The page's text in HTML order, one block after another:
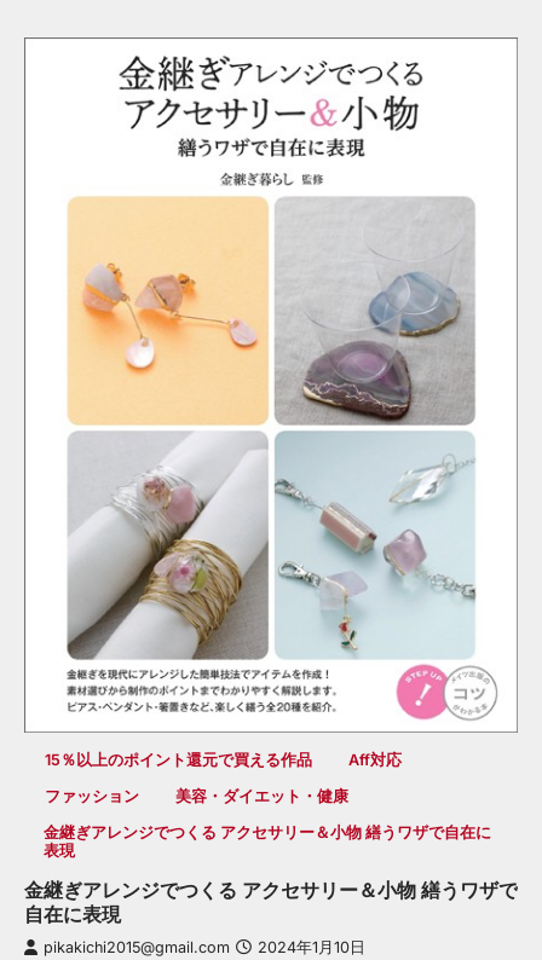
15％以上のポイント還元で買える作品
Aff対応
ファッション
美容・ダイエット・健康
金継ぎアレンジでつくる アクセサリー＆小物 繕うワザで自在に
表現
金継ぎアレンジでつくる アクセサリー＆小物 繕うワザで
自在に表現
pikakichi2015@gmail.com 2024年1月10日